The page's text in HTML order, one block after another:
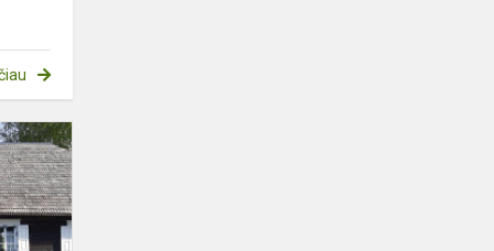
„Žiniukai“
svečiavosi
poeto
Maironio
tėviškėje